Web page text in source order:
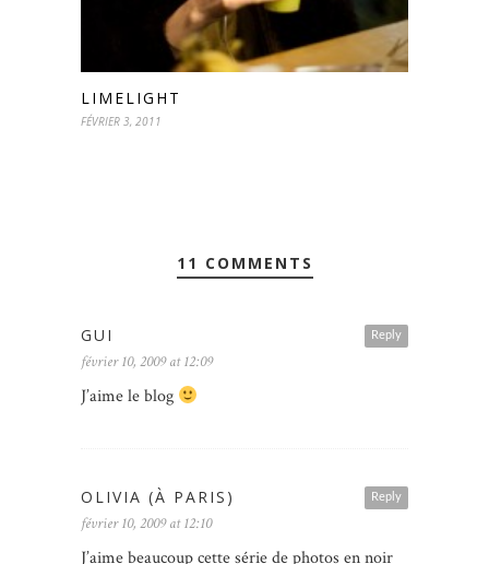
LIMELIGHT
FÉVRIER 3, 2011
11 COMMENTS
Reply
GUI
février 10, 2009 at 12:09
J’aime le blog
Reply
OLIVIA (À PARIS)
février 10, 2009 at 12:10
J’aime beaucoup cette série de photos en noir